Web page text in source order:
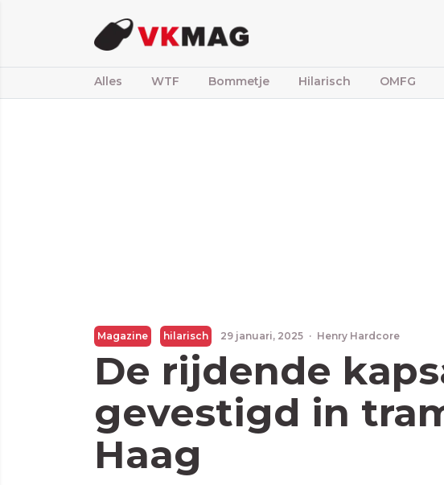
Alles WTF Bommetje Hilarisch OMFG
Magazine hilarisch 29 januari, 2025 · Henry Hardcore
De rijdende
gevestigd in
Haag